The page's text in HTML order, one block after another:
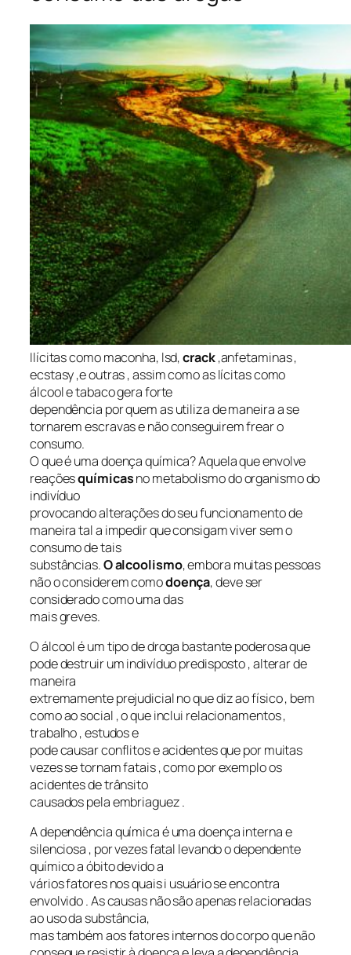
Ilícitas como maconha, lsd,crack,anfetaminas ,
ecstasy ,e outras , assim como as lícitas como
álcool e tabaco gera forte
dependência por quem as utiliza de maneira a se
tornarem escravas e não conseguirem frear o
consumo.
O que é uma doença química? Aquela que envolve
reaçõesquímicasno metabolismo do organismo do
indivíduo
provocando alterações do seu funcionamento de
maneira tal a impedir que consigam viver sem o
consumo de tais
substâncias.O alcoolismo, embora muitas pessoas
não o considerem comodoença, deve ser
considerado como uma das
mais greves.
O álcool é um tipo de droga bastante poderosa que
pode destruir um indivíduo predisposto , alterar de
maneira
extremamente prejudicial no que diz ao físico , bem
como ao social , o que inclui relacionamentos ,
trabalho , estudos e
pode causar conflitos e acidentes que por muitas
vezes se tornam fatais , como por exemplo os
acidentes de trânsito
causados pela embriaguez .
A dependência química é uma doença interna e
silenciosa , por vezes fatal levando o dependente
químico a óbito devido a
vários fatores nos quais i usuário se encontra
envolvido . As causas não são apenas relacionadas
ao uso da substância,
mas também aos fatores internos do corpo que não